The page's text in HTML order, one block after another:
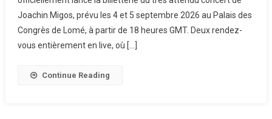
Joachin Migos, prévu les 4 et 5 septembre 2026 au Palais des
Congrès de Lomé, à partir de 18 heures GMT. Deux rendez-
vous entièrement en live, où […]
Continue Reading